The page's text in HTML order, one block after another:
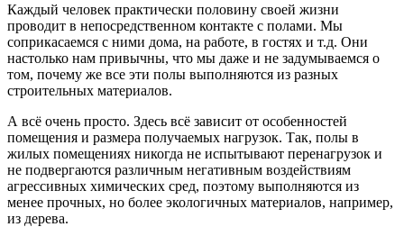
Каждый человек практически половину своей жизни
проводит в непосредственном контакте с полами. Мы
соприкасаемся с ними дома, на работе, в гостях и т.д. Они
настолько нам привычны, что мы даже и не задумываемся о
том, почему же все эти полы выполняются из разных
строительных материалов.
А всё очень просто. Здесь всё зависит от особенностей
помещения и размера получаемых нагрузок. Так, полы в
жилых помещениях никогда не испытывают перенагрузок и
не подвергаются различным негативным воздействиям
агрессивных химических сред, поэтому выполняются из
менее прочных, но более экологичных материалов, например,
из дерева.